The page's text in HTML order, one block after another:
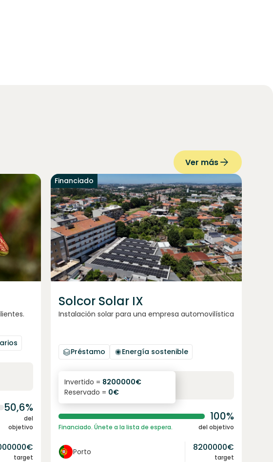
Ver más
50,6%
del
objetivo
€
target
Financiado
Solcor Solar IX
Instalación solar para una empresa automovilística
Préstamo Energía sostenible
6.1%
interés anual
Invertido = 8200000€
Reservado = 0€
100%
Financiado. Únete a la lista de espera. del objetivo
Porto 8200000€
target